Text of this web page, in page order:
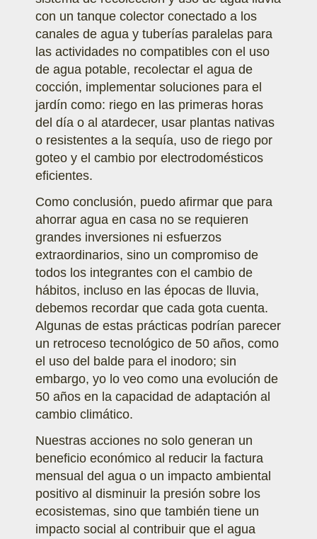
con un tanque colector conectado a los
canales de agua y tuberías paralelas para
las actividades no compatibles con el uso
de agua potable, recolectar el agua de
cocción, implementar soluciones para el
jardín como: riego en las primeras horas
del día o al atardecer, usar plantas nativas
o resistentes a la sequía, uso de riego por
goteo y el cambio por electrodomésticos
eficientes.
Como conclusión, puedo afirmar que para
ahorrar agua en casa no se requieren
grandes inversiones ni esfuerzos
extraordinarios, sino un compromiso de
todos los integrantes con el cambio de
hábitos, incluso en las épocas de lluvia,
debemos recordar que cada gota cuenta.
Algunas de estas prácticas podrían parecer
un retroceso tecnológico de 50 años, como
el uso del balde para el inodoro; sin
embargo, yo lo veo como una evolución de
50 años en la capacidad de adaptación al
cambio climático.
Nuestras acciones no solo generan un
beneficio económico al reducir la factura
mensual del agua o un impacto ambiental
positivo al disminuir la presión sobre los
ecosistemas, sino que también tiene un
impacto social al contribuir que el agua